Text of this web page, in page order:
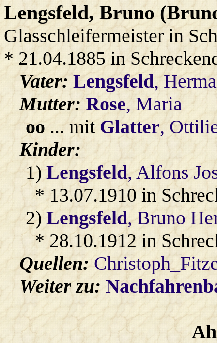
Lengsfeld, Bruno
Glasschleifermeister in
* 21.04.1885 in
Vater:Lengsfeld,
Mutter:Rose, Maria
oo... mit Glatter,
Kinder:
1)Lengsfeld, Alfons
* 13.07.1910 in
2)Lengsfeld, Bruno
* 28.10.1912 in
Quellen:
Weiter zu: